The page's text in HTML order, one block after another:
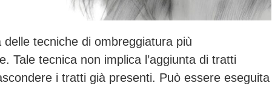
tecniche di ombreggiatura più
Tale tecnica non implica l’aggiunta di tratti
i tratti già presenti. Può essere eseguita